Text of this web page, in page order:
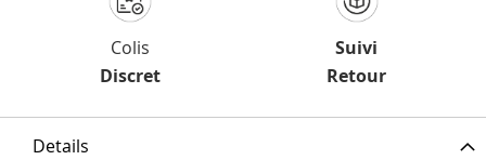
Colis
Discret
Suivi
Retour
Details